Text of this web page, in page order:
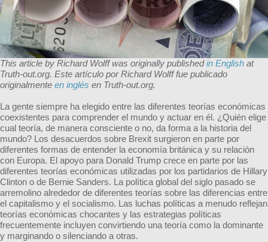
This article by Richard Wolff was originally publishedin English at
Truth-out.org. Este artículo por Richard Wolff fue publicado
originalmente en inglés en Truth-out.org.
La gente siempre ha elegido entre las diferentes teorías económicas
coexistentes para comprender el mundo y actuar en él. ¿Quién elige
cual teoría, de manera consciente o no, da forma a la historia del
mundo? Los desacuerdos sobre Brexit surgieron en parte por
diferentes formas de entender la economía británica y su relación
con Europa. El apoyo para Donald Trump crece en parte por las
diferentes teorías económicas utilizadas por los partidarios de Hillary
Clinton o de Bernie Sanders. La política global del siglo pasado se
arremolino alrededor de diferentes teorías sobre las diferencias entre
el capitalismo y el socialismo. Las luchas políticas a menudo reflejan
teorías económicas chocantes y las estrategias políticas
frecuentemente incluyen convirtiendo una teoría como la dominante
y marginando o silenciando a otras.